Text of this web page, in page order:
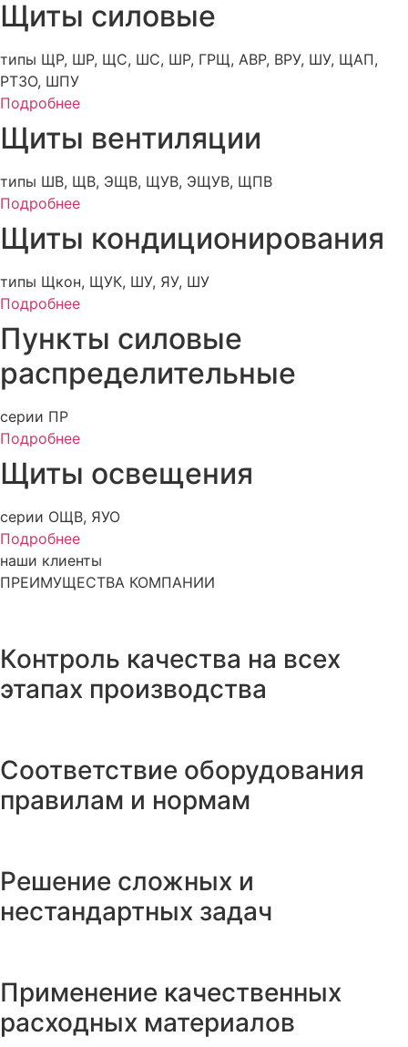
Щиты силовые
типы ЩР, ШР, ЩС, ШС, ШР, ГРЩ, АВР, ВРУ, ШУ, ЩАП,
РТЗО, ШПУ
Подробнее
Щиты вентиляции
типы ШВ, ЩВ, ЭЩВ, ЩУВ, ЭЩУВ, ЩПВ
Подробнее
Щиты кондиционирования
типы Щкон, ЩУК, ШУ, ЯУ, ШУ
Подробнее
Пункты силовые
распределительные
серии ПР
Подробнее
Щиты освещения
серии ОЩВ, ЯУО
Подробнее
наши клиенты
ПРЕИМУЩЕСТВА КОМПАНИИ
Контроль качества на всех
этапах производства
Соответствие оборудования
правилам и нормам
Решение сложных и
нестандартных задач
Применение качественных
расходных материалов